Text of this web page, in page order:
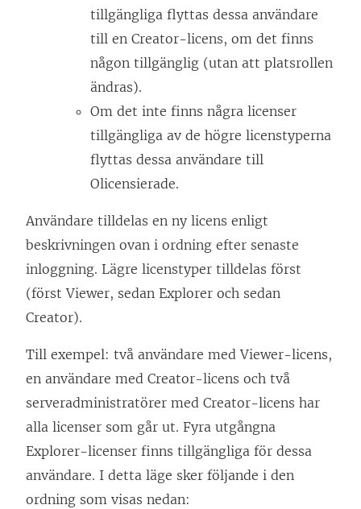
tillgängliga flyttas dessa användare
till en Creator-licens, om det finns
någon tillgänglig (utan att platsrollen
ändras).
Om det inte finns några licenser
tillgängliga av de högre licenstyperna
flyttas dessa användare till
Olicensierade.
Användare tilldelas en ny licens enligt
beskrivningen ovan i ordning efter senaste
inloggning. Lägre licenstyper tilldelas först
(förstViewer, sedan Explorer och sedan
Creator).
Till exempel: två användare med Viewer-licens,
en användare med Creator-licens och två
serveradministratörer med Creator-licens har
alla licenser som går ut. Fyra utgångna
Explorer-licenser finns tillgängliga för dessa
användare. I detta läge sker följande i den
ordning som visas nedan: